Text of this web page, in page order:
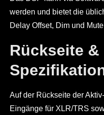
werden und bietet die
Delay Offset, Dim und
Rückseite &
Auf der Rückseite der
Eingänge für XLR/TRS